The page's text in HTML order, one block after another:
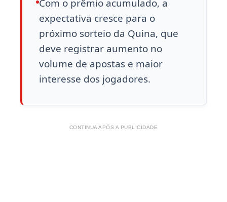
Com o prêmio acumulado, a
expectativa cresce para o
próximo sorteio da Quina, que
deve registrar aumento no
volume de apostas e maior
interesse dos jogadores.
CONTINUA APÓS A PUBLICIDADE